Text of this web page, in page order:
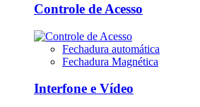
Controle de Acesso
Fechadura automática
Fechadura Magnética
Interfone e Vídeo